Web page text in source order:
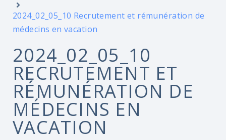
2024_02_05_10 Recrutement et rémunération de
médecins en vacation
2024_02_05_10
RECRUTEMENT ET
RÉMUNÉRATION DE
MÉDECINS EN
VACATION